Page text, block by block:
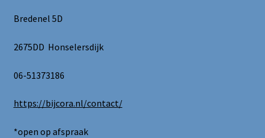
Bredenel 5D
2675DD Honselersdijk
06-51373186
https://bijcora.nl/contact/
*open op afspraak